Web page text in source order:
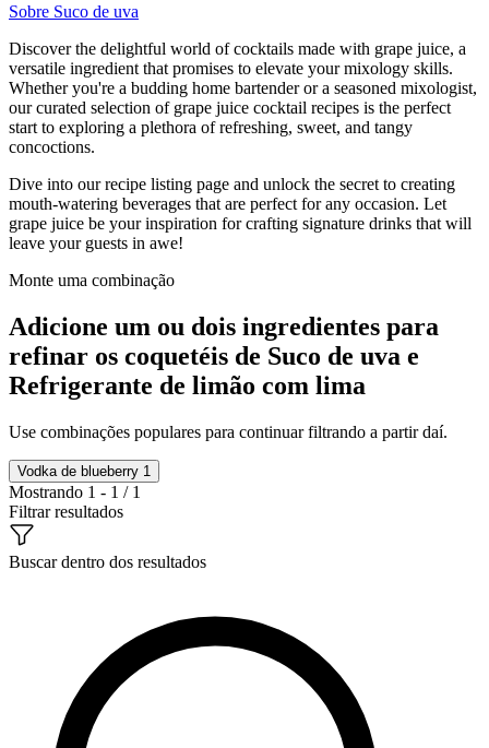
Sobre Suco de uva
Discover the delightful world of cocktails made with grape juice, a
versatile ingredient that promises to elevate your mixology skills.
Whether you're a budding home bartender or a seasoned mixologist,
our curated selection of grape juice cocktail recipes is the perfect
start to exploring a plethora of refreshing, sweet, and tangy
concoctions.
Dive into our recipe listing page and unlock the secret to creating
mouth-watering beverages that are perfect for any occasion. Let
grape juice be your inspiration for crafting signature drinks that will
leave your guests in awe!
Monte uma combinação
Adicione um ou dois ingredientes para
refinar os coquetéis de Suco de uva e
Refrigerante de limão com lima
Use combinações populares para continuar filtrando a partir daí.
Vodka de blueberry 1
Mostrando 1 - 1 / 1
Filtrar resultados
Buscar dentro dos resultados